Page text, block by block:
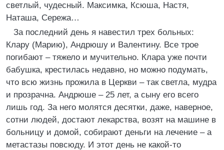
светлый, чудесный. Максимка, Ксюша, Настя,
Наташа, Сережа…
За последний день я навестил трех больных:
Клару (Марию), Андрюшу и Валентину. Все трое
погибают – тяжело и мучительно. Клара уже почти
бабушка, крестилась недавно, но можно подумать,
что всю жизнь прожила в Церкви – так светла, мудра
и прозрачна. Андрюше – 25 лет, а сыну его всего
лишь год. За него молятся десятки, даже, наверное,
сотни людей, достают лекарства, возят на машине в
больницу и домой, собирают деньги на лечение – а
метастазы повсюду. И этот день не какой-то